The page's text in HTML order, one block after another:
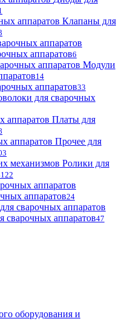
Клапаны для
аппаратов6
Модули
14
аппаратов33
для сварочных
Платы для
Прочее для
Ролики для
122
аппаратов24
аппаратов47